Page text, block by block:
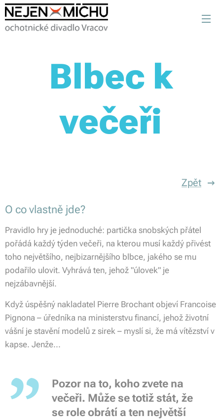
Blbec k
večeři
Zpět
O co vlastně jde?
Pravidlo hry je jednoduché: partička snobských přátel
pořádá každý týden večeři, na kterou musí každý přivést
toho největšího, nejbizarnějšího blbce, jakého se mu
podařilo ulovit. Vyhrává ten, jehož "úlovek" je
nejzábavnější.
Když úspěšný nakladatel Pierre Brochant objeví Francoise
Pignona – úředníka na ministerstvu financí, jehož životní
vášní je stavění modelů z sirek – myslí si, že má vítězství v
kapse. Jenže...
Pozor na to, koho zvete na
večeři. Může se totiž stát, že
se role obrátí a ten největší